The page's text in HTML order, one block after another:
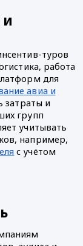
туров
работа
для
авиа и
затраты и
групп
учитывать
например,
с учётом